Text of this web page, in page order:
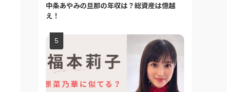
中条あやみの旦那の年収は？総資産は億越
え！